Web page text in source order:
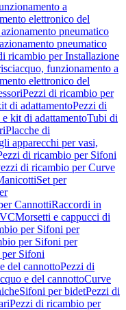
a
elettronico del
pneumatico
pneumatico
ricambio per Installazione
funzionamento a
elettronico del
Pezzi di ricambio per
di adattamentoPezzi di
kit di adattamentoTubi di
Placche di
apparecchi per vasi,
di ricambio per Sifoni
di ricambio per Curve
Set per
CannottiRaccordi in
Morsetti e cappucci di
per Sifoni per
per Sifoni per
Sifoni
del cannottoPezzi di
e del cannottoCurve
Sifoni per bidetPezzi di
Pezzi di ricambio per